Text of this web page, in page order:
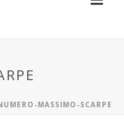
MASSIMO-SCARPE